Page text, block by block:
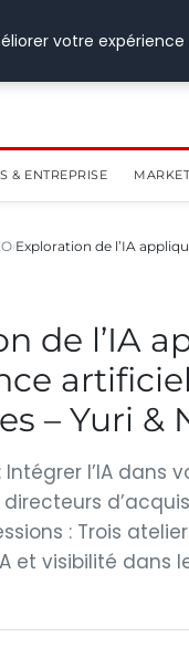
& ENTREPRISE
Exploration de l’IA
de l’IA
– Yuri &
: Intégrer l’IA
: Trois
et visibilité dans
votre